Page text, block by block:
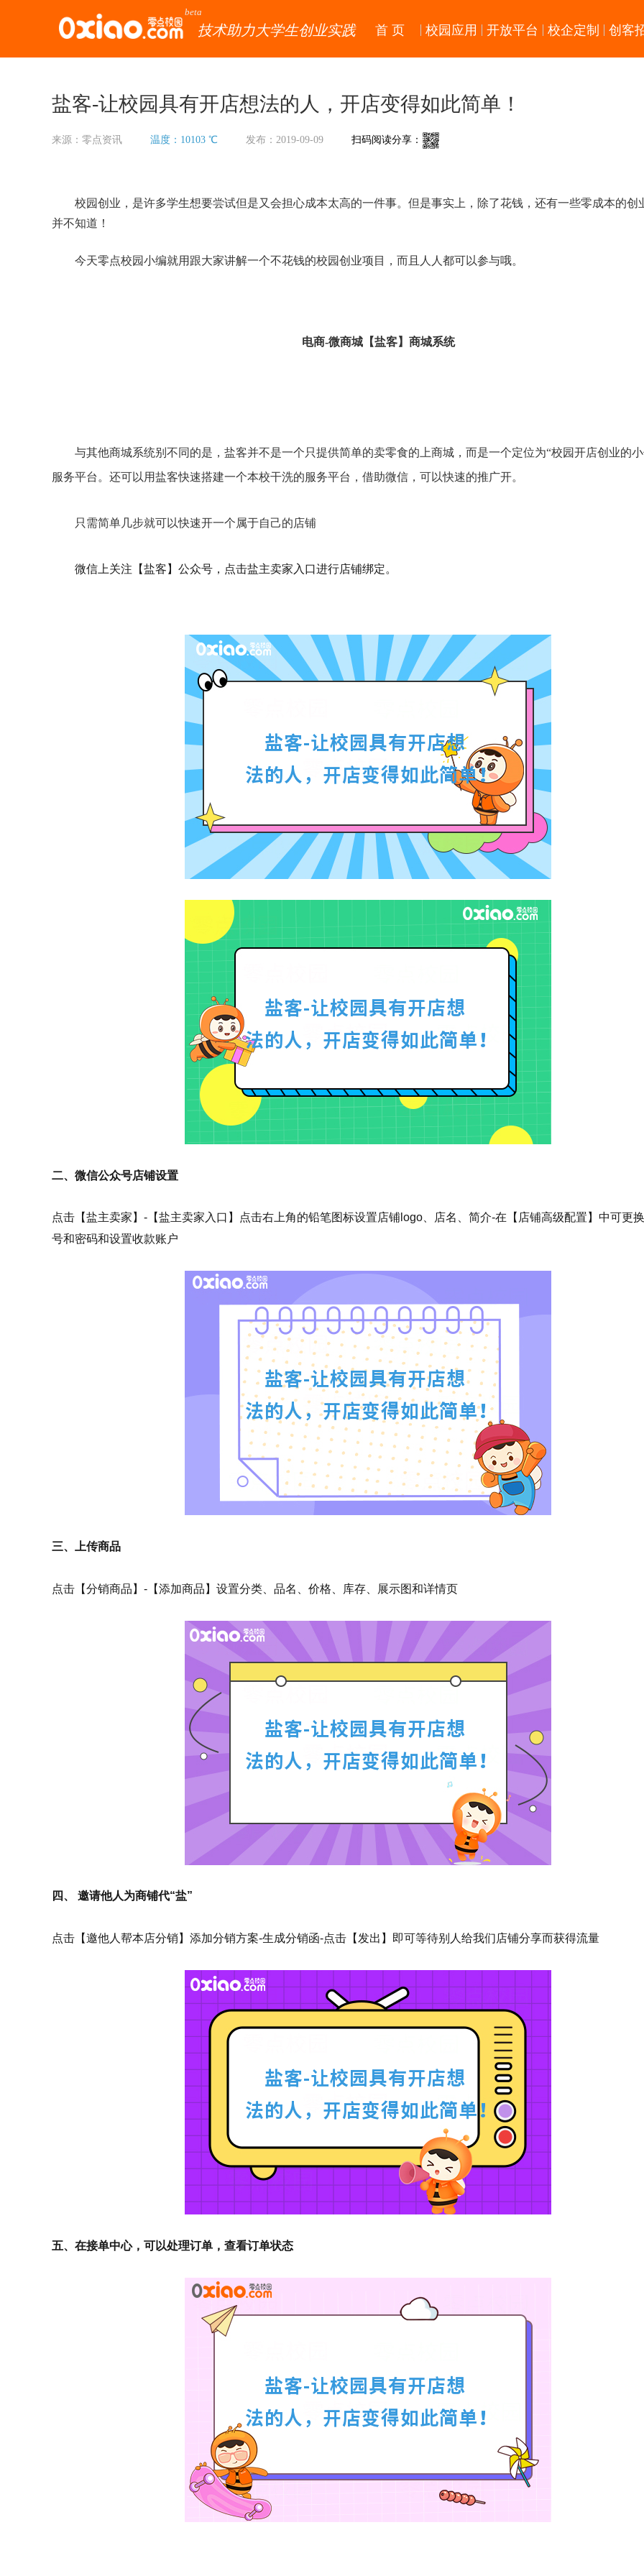
beta
技术助力大学生创业实践 首 页 校园应用 开放平台 校企定制 创客
盐客-让校园具有开店想法的人，开店变得如此简单！
来源：零点资讯 温度：10103 ℃ 发布：2019-09-09 扫码阅读分享：
校园创业，是许多学生想要尝试但是又会担心成本太高的一件事。但是事实上，除了花钱，还有一些零成本的创
并不知道！
今天零点校园小编就用跟大家讲解一个不花钱的校园创业项目，而且人人都可以参与哦。
电商-微商城【盐客】商城系统
与其他商城系统别不同的是，盐客并不是一个只提供简单的卖零食的上商城，而是一个定位为“校园开店创业的
服务平台。还可以用盐客快速搭建一个本校干洗的服务平台，借助微信，可以快速的推广开。
只需简单几步就可以快速开一个属于自己的店铺
微信上关注【盐客】公众号，点击盐主卖家入口进行店铺绑定。
二、微信公众号店铺设置
点击【盐主卖家】-【盐主卖家入口】点击右上角的铅笔图标设置店铺logo、店名、简介-在【店铺高级配置】中可更
号和密码和设置收款账户
三、上传商品
点击【分销商品】-【添加商品】设置分类、品名、价格、库存、展示图和详情页
四、 邀请他人为商铺代“盐”
点击【邀他人帮本店分销】添加分销方案-生成分销函-点击【发出】即可等待别人给我们店铺分享而获得流量
五、在接单中心，可以处理订单，查看订单状态